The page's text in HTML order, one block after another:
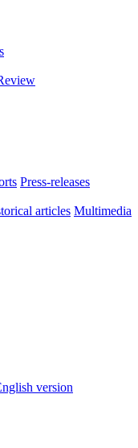
Press-releases
articles Multimedia
version